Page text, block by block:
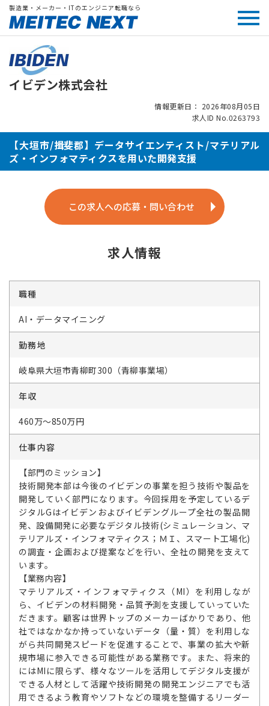
製造業・メーカー・ITのエンジニア転職なら
イビデン株式会社
情報更新日： 2026年08月05日
求人ID No.0263793
【大垣市/揖斐郡】データサイエンティスト/マテリアル
ズ・インフォマティクスを用いた開発支援
この求人への応募・問い合わせ
求人情報
職種
AI・データマイニング
勤務地
岐阜県大垣市青柳町300（青柳事業場）
年収
460万～850万円
仕事内容
【部門のミッション】
技術開発本部は今後のイビデンの事業を担う技術や製品を
開発していく部門になります。今回採用を予定しているデ
ジタルGはイビデンおよびイビデングループ全社の製品開
発、設備開発に必要なデジタル技術(シミュレーション、マ
テリアルズ・インフォマティクス；ＭＩ、スマート工場化)
の調査・企画および提案などを行い、全社の開発を支えて
います。
【業務内容】
マテリアルズ・インフォマティクス（MI）を利用しなが
ら、イビデンの材料開発・品質予測を支援していっていた
だきます。顧客は世界トップのメーカーばかりであり、他
社ではなかなか持っていないデータ（量・質）を利用しな
がら共同開発スピードを促進することで、事業の拡大や新
規市場に参入できる可能性がある業務です。また、将来的
にはMIに限らず、様々なツールを活用してデジタル支援が
できる人材として活躍や技術開発の開発エンジニアでも活
用できるよう教育やソフトなどの環境を整備するリーダー